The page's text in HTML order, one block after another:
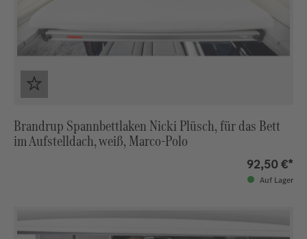
Brandrup Spannbettlaken Nicki Plüsch, für das Bett
im Aufstelldach, weiß, Marco-Polo
92,50 €*
Auf Lager